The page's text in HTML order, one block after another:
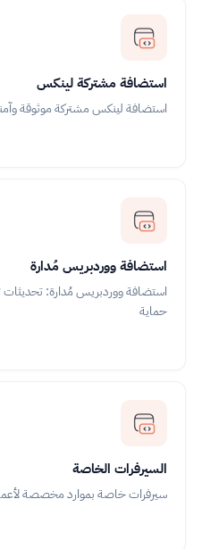
استضافة مشتركة لينكس
استضافة لينكس مشتركة موثوقة
استضافة ووردبريس مُدارة
استضافة ووردبريس مُدارة:
حماية
السيرفرات الخاصة
سيرفرات خاصة بموارد مخصصة